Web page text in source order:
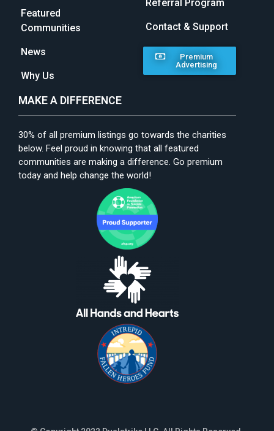
Featured
Communities
News
Why Us
Referral Program
Contact & Support
Premium
Advertising
MAKE A DIFFERENCE
30% of all premium listings go towards the charities
below. Feel proud in knowing that all featured
communities are making a difference. Go premium
today and help change the world!